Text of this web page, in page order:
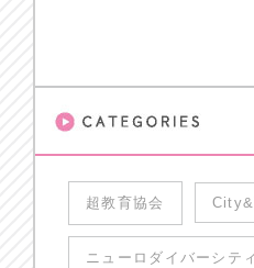
超教育協会
ニューロダイバーシティ